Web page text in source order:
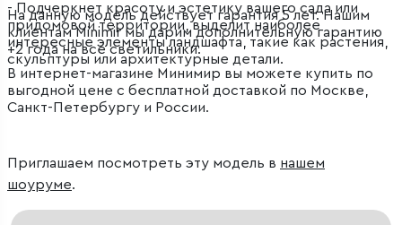
- Подчеркнет красоту и эстетику вашего сада или
придомовой территории, выделит наиболее
интересные элементы ландшафта, такие как растения,
скульптуры или архитектурные детали.
На данную модель действует гарантия 5 лет. Нашим
клиентам Minimir мы дарим дополнительную гарантию
+2 года на все светильники.
В интернет-магазине Минимир вы можете купить по
выгодной цене с бесплатной доставкой по Москве,
Санкт-Петербургу и России.
Приглашаем посмотреть эту модель в нашем
шоуруме.